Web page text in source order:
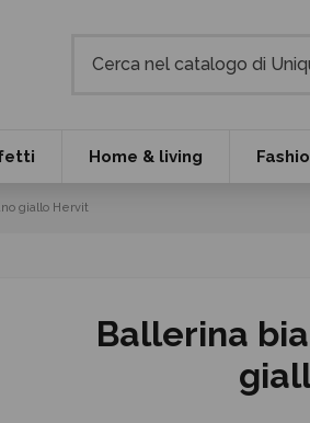
Home & living
giallo Hervit
Ballerina